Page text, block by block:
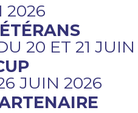
2026
20 ET 21
JUIN 2026